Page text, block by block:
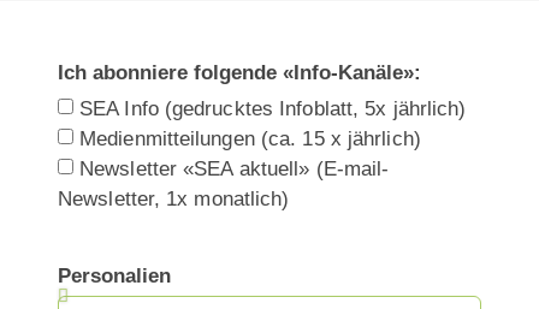
Ich abonniere folgende «Info-Kanäle»:
SEA Info (gedrucktes Infoblatt, 5x jährlich)
Medienmitteilungen (ca. 15 x jährlich)
Newsletter «SEA aktuell» (E-mail-
Newsletter, 1x monatlich)
Personalien